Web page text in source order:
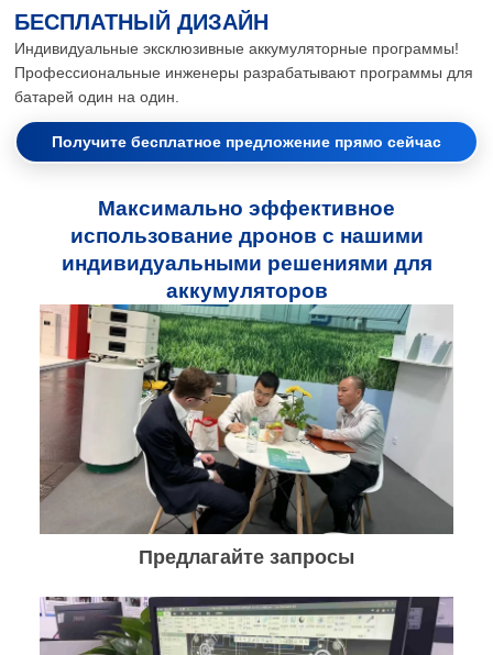
БЕСПЛАТНЫЙ ДИЗАЙН
Индивидуальные эксклюзивные аккумуляторные программы!
Профессиональные инженеры разрабатывают программы для
батарей один на один.
Получите бесплатное предложение прямо сейчас
Максимально эффективное
использование дронов с нашими
индивидуальными решениями для
аккумуляторов
Предлагайте запросы